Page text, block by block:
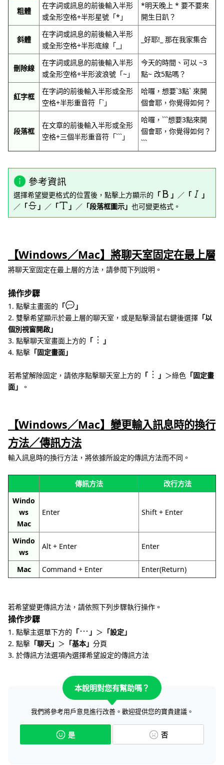
粗體
在字詞或訊息的前後輸入半形
或全形空格+半形星號「*」
*明天晚上 * 要不要來
開生日趴？
斜體
在字詞或訊息的前後輸入半形
或全形空格+半形底線「_」
_好耶!_ 那在我家集合
刪除線
在字詞或訊息的前後輸入半形
或全形空格+半形波浪號「~」
今天的時間、可以 ~3
點~ 改5點嗎？
紅字框
在字詞的前後輸入半形或全形
空格+半形重音符「`」
哈囉，想要`3點` 來開
個會耶，你覺得如何？
段落框
在文章的前後輸入半形或全形
空格+三個半形重音符「```」
哈囉，```想要3點來開
個會耶，你覺得如何？
```
參考資訊
選擇希望變更格式的位置後，點擊上方顯示的 「 」 ／ 「
」
／ 「 」 ／ 「 」 ／ 「段落框圖示」 也可變更格式。
【Windows／Mac】將聊天室固定在最上層
將聊天室固定在最上層的方法，請參閱下列說明。
操作步驟
1. 點擊主畫面的 「
」
2. 雙擊希望顯示於最上層的聊天室，或是點擊滑鼠右鍵後選擇 「以
個別視窗開啟」
3. 點擊聊天室畫面上方的 「
」
4. 點擊 「固定畫面」
若希望解除固定，請依序點擊聊天室上方的 「 」 ＞綠色 「固定畫
面」
。
【Windows／Mac】變更輸入訊息時的換行
方法／傳訊方法
輸入訊息時的換行方法，將依據所設定的傳訊方法而不同。
傳訊方法
改行方法
Windo
ws
Mac
Enter Shift + Enter
Windo
ws
Alt + Enter Enter
Mac Command + Enter Enter(Return)
若希望變更傳訊方法，請依照下列步驟執行操作。
操作步驟
1. 點擊主選單下方的 「 」 ＞ 「設定」
2. 點擊 「聊天」 ＞ 「基本」 分頁
3. 於傳訊方法選項內選擇希望設定的傳訊方法
本說明對您有幫助嗎？
我們將參考用戶意見進行改善。歡迎提供您的寶貴建議。
是 否